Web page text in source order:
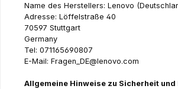
Name des Herstellers: Lenovo
Adresse: Löffelstraße 40
70597 Stuttgart
Germany
Tel: 071165690807
E-Mail: Fragen_DE@lenovo.com
Allgemeine Hinweise zu Sicherheit